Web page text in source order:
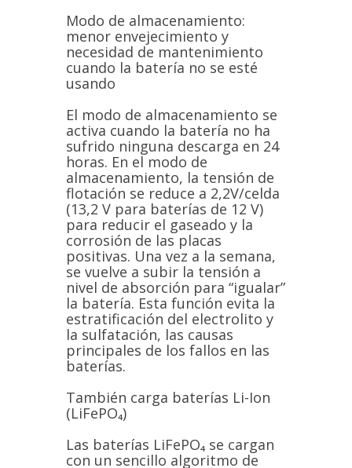
Modo de almacenamiento:
menor envejecimiento y
necesidad de mantenimiento
cuando la batería no se esté
usando
El modo de almacenamiento se
activa cuando la batería no ha
sufrido ninguna descarga en 24
horas. En el modo de
almacenamiento, la tensión de
flotación se reduce a 2,2V/celda
(13,2 V para baterías de 12 V)
para reducir el gaseado y la
corrosión de las placas
positivas. Una vez a la semana,
se vuelve a subir la tensión a
nivel de absorción para “igualar”
la batería. Esta función evita la
estratificación del electrolito y
la sulfatación, las causas
principales de los fallos en las
baterías.
También carga baterías Li-Ion
(LiFePO₄)
Las baterías LiFePO₄ se cargan
con un sencillo algoritmo de